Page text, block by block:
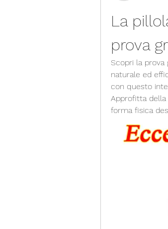
La
prova
Scopri la
naturale ed
con questo
Approfitta della
forma fisica